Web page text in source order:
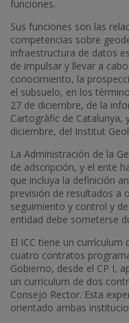
funciones.
Sus funciones son las
competencias sobre
infraestructura de datos
de impulsar y llevar a
conocimiento, la
el subsuelo, en los
27 de diciembre, de la
Cartogràfic de Catalunya,
diciembre, del Institut
La Administración de la
de adscripción, y el ente
que incluya la definición
previsión de resultados a
seguimiento y control y
entidad debe someterse
El ICC tiene un
cuatro contratos
Gobierno, desde el CP I,
un currículum de dos
Consejo Rector. Esta
orientado ambas